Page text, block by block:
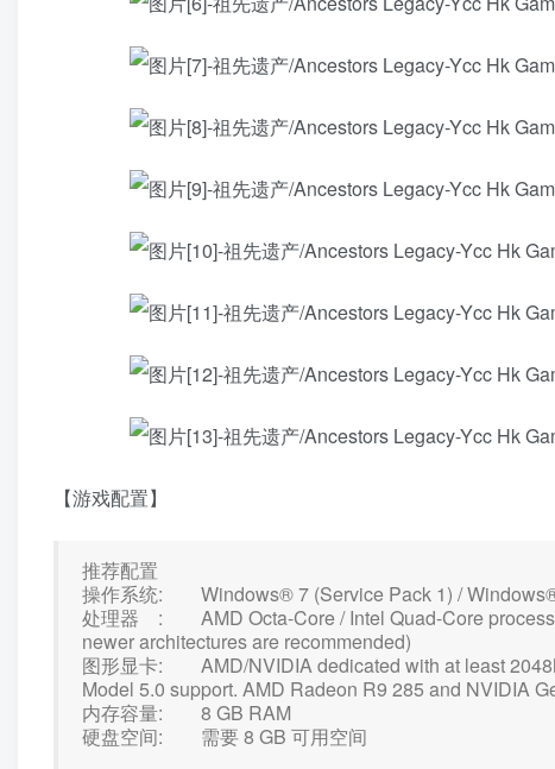
【游戏配置】
推荐配置
操作系统: Windows® 7 (Service Pack 1) /
处理器 : AMD Octa-Core / Intel Quad-Core
newer architectures are recommended)
图形显卡: AMD/NVIDIA dedicated with at least
Model 5.0 support. AMD Radeon R9 285 and NVIDIA
内存容量: 8 GB RAM
硬盘空间: 需要 8 GB 可用空间